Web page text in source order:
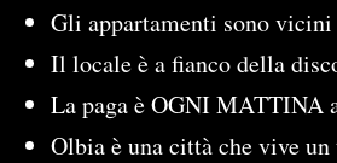
Gli appartamenti sono
Il locale è a fianco della
La paga è OGNI MATTINA
Olbia è una città che vive